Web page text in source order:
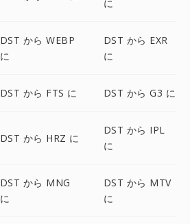
に
DST から WEBP
に
DST から EXR
に
DST から FTS に DST から G3 に
DST から HRZ に
DST から IPL
に
DST から MNG
に
DST から MTV
に